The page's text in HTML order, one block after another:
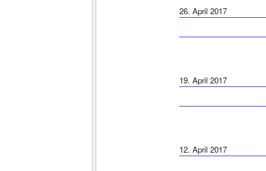
26. April 2017
19. April 2017
12. April 2017